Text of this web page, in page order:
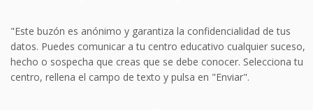
"Este buzón es anónimo y garantiza la confidencialidad de tus
datos. Puedes comunicar a tu centro educativo cualquier suceso,
hecho o sospecha que creas que se debe conocer. Selecciona tu
centro, rellena el campo de texto y pulsa en "Enviar".